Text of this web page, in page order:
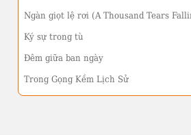
Ngàn giọt lệ rơi (A Thousand Tears
Ký sự trong tù
Đêm giữa ban ngày
Trong Gọng Kềm Lịch Sử